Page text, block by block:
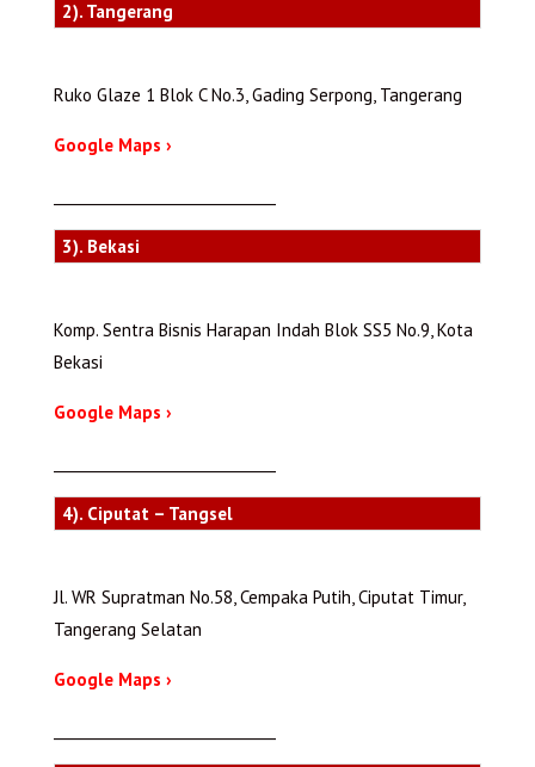
2). Tangerang
Ruko Glaze 1 Blok C No.3, Gading Serpong, Tangerang
Google Maps ›
3). Bekasi
Komp. Sentra Bisnis Harapan Indah Blok SS5 No.9, Kota
Bekasi
Google Maps ›
4). Ciputat – Tangsel
Jl. WR Supratman No.58, Cempaka Putih, Ciputat Timur,
Tangerang Selatan
Google Maps ›